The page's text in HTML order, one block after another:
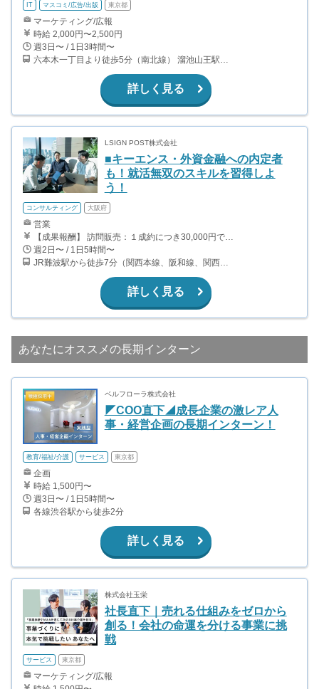
IT マスコミ/広告/出版 東京都
マーケティング/広報
時給 2,000円〜2,500円
週3日〜 / 1日3時間〜
詳しく見る
LSIGN POST株式会社
■キーエンス・外資金融への内定者
も！就活無双のスキルを習得しよ
う！
コンサルティング 大阪府
営業
【成果報酬】 訪問販売：１成約につき30,000円です。 例えば、光インターネットの成約であれば、平均的に2.5日で1件の契約が見込めます。（12,000円/1日6時間稼働） ＜月収例＞月に100万以上稼ぐ方もいます！ ・月5件成約：150,000円 ・月15件成約：450,000円 ・月30成約：900,000円➕マネジメントインセンティブ300,000円 合計1,200,000円 時給換算で2,000円程度が、平均的なインターン生の報酬となっています。
週2日〜 / 1日5時間〜
JR難波駅から徒歩7分（関西本線、阪和線、関西空港線） 大阪難波駅から徒歩13分（近鉄奈良線、阪神なんば線） 桜川駅から徒歩4分（大阪メトロ千日前線、阪神なんば線）
詳しく見る
あなたにオススメの長期インターン
ベルフローラ株式会社
◤COO直下◢成長企業の激レア人
事・経営企画の長期インターン！
教育/福祉/介護 サービス 東京都
企画
時給 1,500円〜
週3日〜 / 1日5時間〜
各線渋谷駅から徒歩2分
詳しく見る
株式会社玉栄
社長直下｜売れる仕組みをゼロから
創る！会社の命運を分ける事業に挑
戦
サービス 東京都
マーケティング/広報